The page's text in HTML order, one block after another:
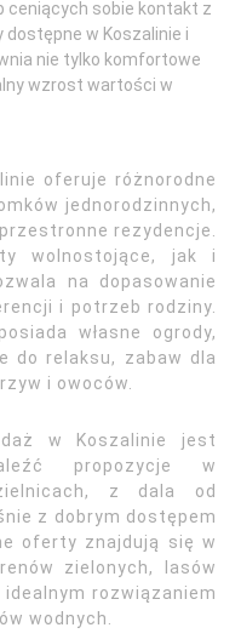
ceniących sobie kontakt z
w Koszalinie i
nie tylko komfortowe
wzrost wartości w
oferuje różnorodne
jednorodzinnych,
rezydencje.
wolnostojące, jak i
na dopasowanie
i potrzeb rodziny.
własne ogrody,
do relaksu, zabaw dla
i owoców.
w Koszalinie jest
propozycje w
z dala od
z dobrym dostępem
oferty znajdują się w
zielonych, lasów
rozwiązaniem
wodnych.